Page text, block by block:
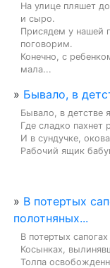
На улице пляшет
и сыро.
Присядем у нашей
поговорим.
Конечно, с
мала...
» Бывало, в
Бывало, в детстве
Где сладко пахнет
И в сундучке,
Рабочий ящик
» В потертых
полотняных...
В потертых
Косынках,
Толпа